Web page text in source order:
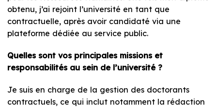
obtenu, j’ai rejoint l’université en tant que
contractuelle, après avoir candidaté via une
plateforme dédiée au service public.
Quelles sont vos principales missions et
responsabilités au sein de l’université ?
Je suis en charge de la gestion des doctorants
contractuels, ce qui inclut notamment la rédaction